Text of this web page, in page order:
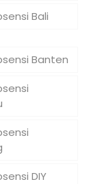
Bali
Banten
DIY